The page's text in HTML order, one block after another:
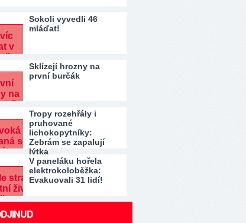
Sokoli vyvedli 46
mláďat!
Sklízejí hrozny na
první burčák
Tropy rozehřály i
pruhované
lichokopytníky:
Zebrám se zapalují
lýtka
V paneláku hořela
elektrokoloběžka:
Evakuovali 31 lidí!